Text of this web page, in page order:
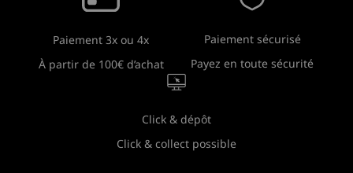
Paiement 3x ou 4x
À partir de 100€ d’achat
Paiement sécurisé
Payez en toute sécurité
Click & dépôt
Click & collect possible
Newsletter